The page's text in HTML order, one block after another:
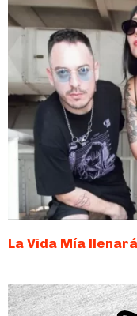
La Vida Mía